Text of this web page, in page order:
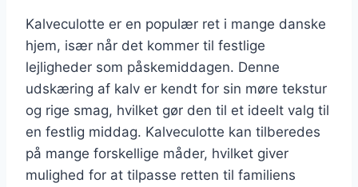
Kalveculotte er en populær ret i mange danske
hjem, især når det kommer til festlige
lejligheder som påskemiddagen. Denne
udskæring af kalv er kendt for sin møre tekstur
og rige smag, hvilket gør den til et ideelt valg til
en festlig middag. Kalveculotte kan tilberedes
på mange forskellige måder, hvilket giver
mulighed for at tilpasse retten til familiens